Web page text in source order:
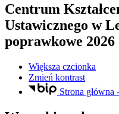
Centrum
Ustawicznego w
poprawkowe 2026
Większa czcionka
Zmień kontrast
Strona